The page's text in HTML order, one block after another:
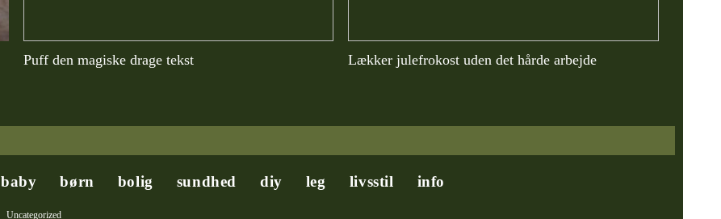
Puff den magiske drage tekst Lækker julefrokost uden det hårde arbejde
baby børn bolig sundhed diy leg livsstil info
Uncategorized